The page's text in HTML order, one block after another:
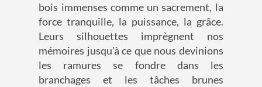
bois immenses comme un sacrement, la
force tranquille, la puissance, la grâce.
Leurs silhouettes imprègnent nos
mémoires jusqu'à ce que nous devinions
les ramures se fondre dans les
branchages et les tâches brunes